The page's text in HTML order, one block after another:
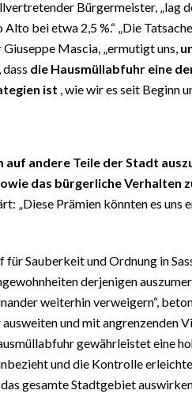
Bürgermeister, „lag
bei etwa 2,5 %.“ „Die
Mascia, „ermutigt uns,
die Hausmüllabfuhr eine
ist , wie wir es seit Beginn
auf andere Teile der Stadt
das bürgerliche Verhalten
„Diese Prämien könnten es uns
Sauberkeit und Ordnung in
derjenigen
weiterhin verweigern“,
und mit angrenzenden
gewährleistet eine
und die Kontrolle
gesamte Stadtgebiet